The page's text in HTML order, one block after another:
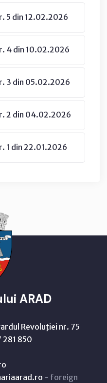
5 din 12.02.2026
4 din 10.02.2026
3 din 05.02.2026
2 din 04.02.2026
1 din 22.01.2026
ARAD
Revoluţiei nr. 75
281 850
- foreign